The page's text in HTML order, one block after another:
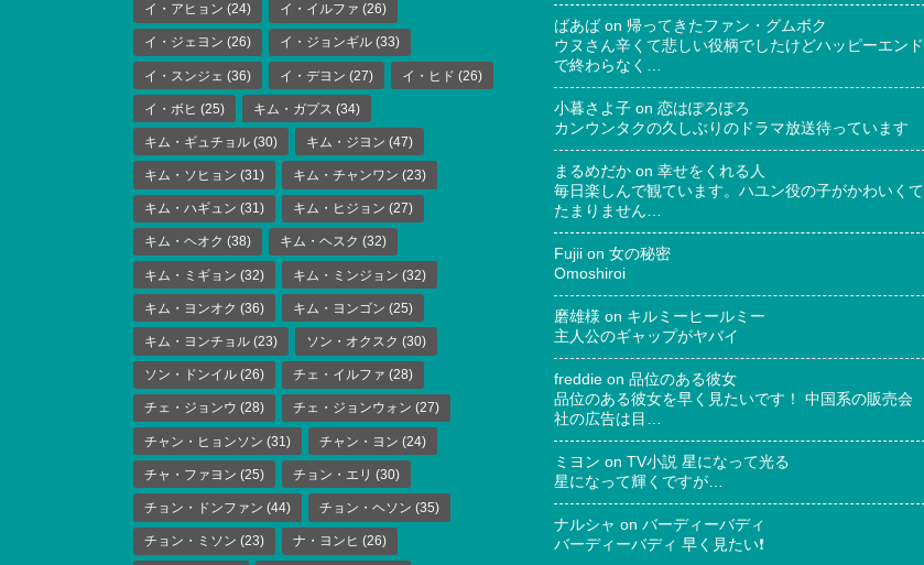
イ・アヒョン (24) イ・イルファ (26)
イ・ジェヨン (26) イ・ジョンギル (33)
イ・スンジェ (36) イ・デヨン (27) イ・ヒド (26)
イ・ボヒ (25) キム・ガプス (34)
キム・ギュチョル (30) キム・ジヨン (47)
キム・ソヒョン (31) キム・チャンワン (23)
キム・ハギュン (31) キム・ヒジョン (27)
キム・ヘオク (38) キム・ヘスク (32)
キム・ミギョン (32) キム・ミンジョン (32)
キム・ヨンオク (36) キム・ヨンゴン (25)
キム・ヨンチョル (23) ソン・オクスク (30)
ソン・ドンイル (26) チェ・イルファ (28)
チェ・ジョンウ (28) チェ・ジョンウォン (27)
チャン・ヒョンソン (31) チャン・ヨン (24)
チャ・ファヨン (25) チョン・エリ (30)
チョン・ドンファン (44) チョン・ヘソン (35)
チョン・ミソン (23) ナ・ヨンヒ (26)
ばあば on 帰ってきたファン・グムボク
ウヌさん辛くて悲しい役柄でしたけどハッピーエンド
で終わらなく…
小暮さよ子 on 恋はぽろぽろ
カンウンタクの久しぶりのドラマ放送待っています
まるめだか on 幸せをくれる人
毎日楽しんで観ています。ハユン役の子がかわいくて
たまりません…
Fujii on 女の秘密
Omoshiroi
磨雄様 on キルミーヒールミー
主人公のギャップがヤバイ
freddie on 品位のある彼女
品位のある彼女を早く見たいです！ 中国系の販売会
社の広告は目…
ミヨン on TV小説 星になって光る
星になって輝くですが…
ナルシャ on バーディーバディ
バーディーバディ 早く見たい❗